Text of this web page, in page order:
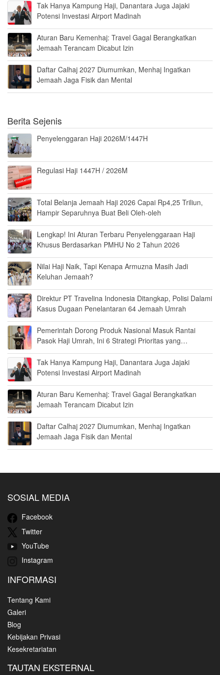
Tak Hanya Kampung Haji, Danantara Juga Jajaki
Potensi Investasi Airport Madinah
Aturan Baru Kemenhaj: Travel Gagal Berangkatkan
Jemaah Terancam Dicabut Izin
Daftar Calhaj 2027 Diumumkan, Menhaj Ingatkan
Jemaah Jaga Fisik dan Mental
Berita Sejenis
Penyelenggaran Haji 2026M/1447H
Regulasi Haji 1447H / 2026M
Total Belanja Jemaah Haji 2026 Capai Rp4,25 Triliun,
Hampir Separuhnya Buat Beli Oleh-oleh
Lengkap! Ini Aturan Terbaru Penyelenggaraan Haji
Khusus Berdasarkan PMHU No 2 Tahun 2026
Nilai Haji Naik, Tapi Kenapa Armuzna Masih Jadi
Keluhan Jemaah?
Direktur PT Travelina Indonesia Ditangkap, Polisi Dalami
Kasus Dugaan Penelantaran 64 Jemaah Umrah
Pemerintah Dorong Produk Nasional Masuk Rantai
Pasok Haji Umrah, Ini 6 Strategi Prioritas yang
Disiapkan
Tak Hanya Kampung Haji, Danantara Juga Jajaki
Potensi Investasi Airport Madinah
Aturan Baru Kemenhaj: Travel Gagal Berangkatkan
Jemaah Terancam Dicabut Izin
Daftar Calhaj 2027 Diumumkan, Menhaj Ingatkan
Jemaah Jaga Fisik dan Mental
SOSIAL MEDIA
Facebook
Twitter
YouTube
Instagram
INFORMASI
Tentang Kami
Galeri
Blog
Kebijakan Privasi
Kesekretariatan
TAUTAN EKSTERNAL